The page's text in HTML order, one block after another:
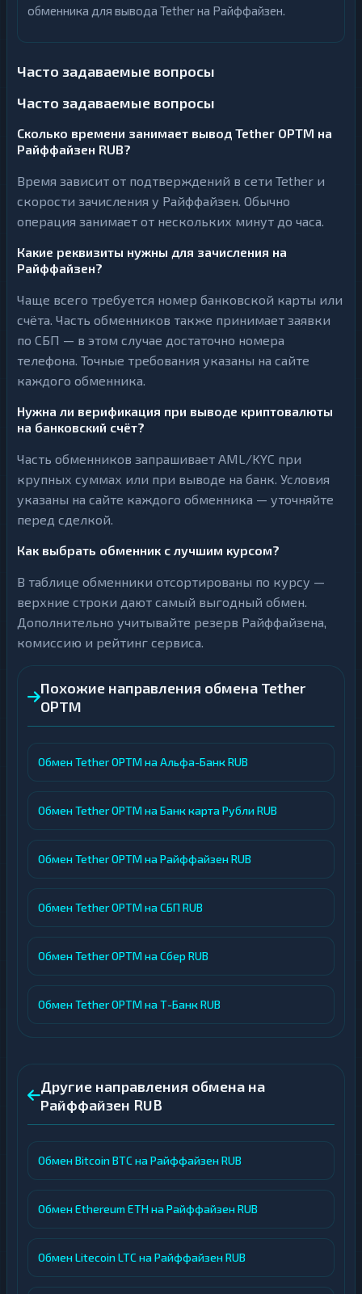
обменника для вывода Tether на Райффайзен.
Часто задаваемые вопросы
Часто задаваемые вопросы
Сколько времени занимает вывод Tether OPTM на
Райффайзен RUB?
Время зависит от подтверждений в сети Tether и
скорости зачисления у Райффайзен. Обычно
операция занимает от нескольких минут до часа.
Какие реквизиты нужны для зачисления на
Райффайзен?
Чаще всего требуется номер банковской карты или
счёта. Часть обменников также принимает заявки
по СБП — в этом случае достаточно номера
телефона. Точные требования указаны на сайте
каждого обменника.
Нужна ли верификация при выводе криптовалюты
на банковский счёт?
Часть обменников запрашивает AML/KYC при
крупных суммах или при выводе на банк. Условия
указаны на сайте каждого обменника — уточняйте
перед сделкой.
Как выбрать обменник с лучшим курсом?
В таблице обменники отсортированы по курсу —
верхние строки дают самый выгодный обмен.
Дополнительно учитывайте резерв Райффайзена,
комиссию и рейтинг сервиса.
Похожие направления обмена Tether
OPTM
Обмен Tether OPTM на Альфа-Банк RUB
Обмен Tether OPTM на Банк карта Рубли RUB
Обмен Tether OPTM на Райффайзен RUB
Обмен Tether OPTM на СБП RUB
Обмен Tether OPTM на Сбер RUB
Обмен Tether OPTM на Т-Банк RUB
Другие направления обмена на
Райффайзен RUB
Обмен Bitcoin BTC на Райффайзен RUB
Обмен Ethereum ETH на Райффайзен RUB
Обмен Litecoin LTC на Райффайзен RUB